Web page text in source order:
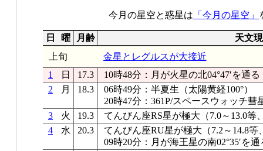
今月の星空と惑星は 「今月の星空」
日 曜 月齢
天文
上旬
金星とレグルスが大接近
1
日 17.3
10時48分：月が火星の北04°47′を通る
2
月 18.3
06時49分：半夏生（太陽黄経100°）
20時47分：361P/スペースウォッチ彗
3
火 19.3
てんびん座RS星が極大（7.0～13.0等
4
水 20.3
てんびん座RU星が極大（7.2～14.8等
09時20分：月が海王星の南02°35′を通